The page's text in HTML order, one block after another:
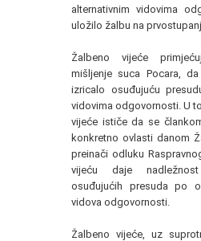
alternativnim vidovima
uložilo žalbu na
Žalbeno vijeće
mišljenje suca Pocara,
izricalo osuđujuću
vidovima odgovornosti. U
vijeće ističe da se
konkretno ovlasti danom
preinači odluku
vijeću daje
osuđujućih presuda po
vidova odgovornosti.
Žalbeno vijeće, uz